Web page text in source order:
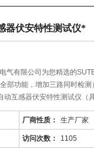
器伏安特性测试仪*
气有限公司为您精选的
部功能，增加三路同时检
互感器伏安特性测试仪（
多，不同的应用也会有细
厂商性质： 生产厂家
访问次数： 1105